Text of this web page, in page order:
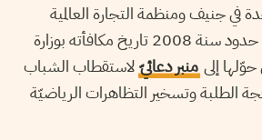
في جنيف ومنظمة التجارة العالمية
ومؤتمر نزع السلاح إلى حدود سنة 2008 تاريخ مكافأته بوزارة
إلى منبر دعائيّ لاستقطاب الشباب
الطلبة وتسخير التظاهرات الرياضيّة